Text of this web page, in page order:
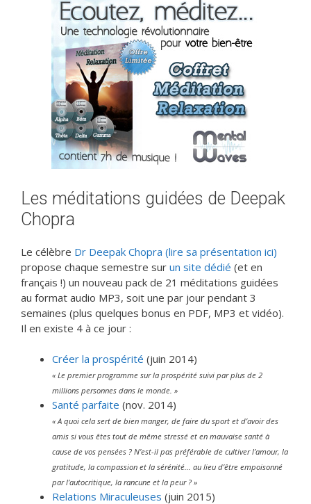
Les méditations guidées de Deepak
Chopra
Le célèbre Dr Deepak Chopra (lire sa présentation ici)
propose chaque semestre sur un site dédié (et en
français !) un nouveau pack de 21 méditations guidées
au format audio MP3, soit une par jour pendant 3
semaines (plus quelques bonus en PDF, MP3 et vidéo).
Il en existe 4 à ce jour :
Créer la prospérité (juin 2014)
« Le premier programme sur la prospérité suivi par plus de 2
millions personnes dans le monde. »
Santé parfaite (nov. 2014)
« A quoi cela sert de bien manger, de faire du sport et d’avoir des
amis si vous êtes tout de même stressé et en mauvaise santé à
cause de vos pensées ? N’est-il pas préférable de cultiver l’amour, la
gratitude, la compassion et la sérénité… au lieu d’être empoisonné
par l’autocritique, la rancune et la peur ? »
Relations Miraculeuses (juin 2015)